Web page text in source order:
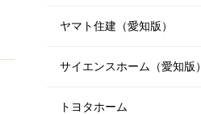
ヤマト住建（愛知版）
サイエンスホーム（愛知版）
トヨタホーム